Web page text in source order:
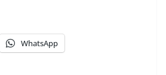
WhatsApp